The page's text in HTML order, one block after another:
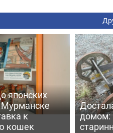
японских
Мурманске
к
кошек
домом: